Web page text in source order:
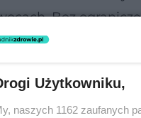
Bez
kapustę, kalafior,
Użytkowniku,
naszych 1162 zaufanych